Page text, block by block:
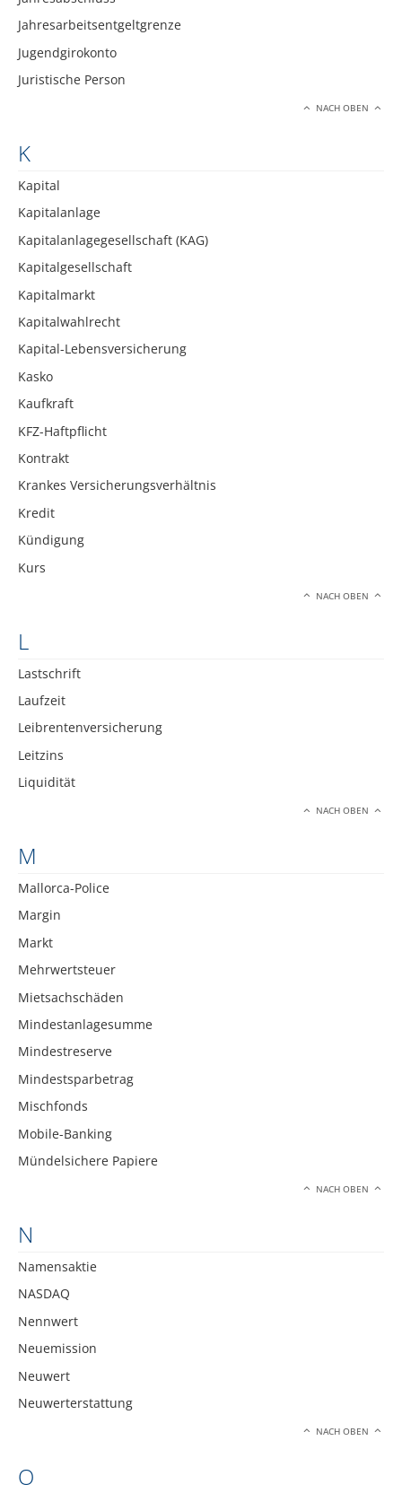
Jahresarbeitsentgeltgrenze
Jugendgirokonto
Juristische Person
NACH OBEN
K
Kapital
Kapitalanlage
Kapitalanlagegesellschaft (KAG)
Kapitalgesellschaft
Kapitalmarkt
Kapitalwahlrecht
Kapital-Lebensversicherung
Kasko
Kaufkraft
KFZ-Haftpflicht
Kontrakt
Krankes Versicherungsverhältnis
Kredit
Kündigung
Kurs
NACH OBEN
L
Lastschrift
Laufzeit
Leibrentenversicherung
Leitzins
Liquidität
NACH OBEN
M
Mallorca-Police
Margin
Markt
Mehrwertsteuer
Mietsachschäden
Mindestanlagesumme
Mindestreserve
Mindestsparbetrag
Mischfonds
Mobile-Banking
Mündelsichere Papiere
NACH OBEN
N
Namensaktie
NASDAQ
Nennwert
Neuemission
Neuwert
Neuwerterstattung
NACH OBEN
O